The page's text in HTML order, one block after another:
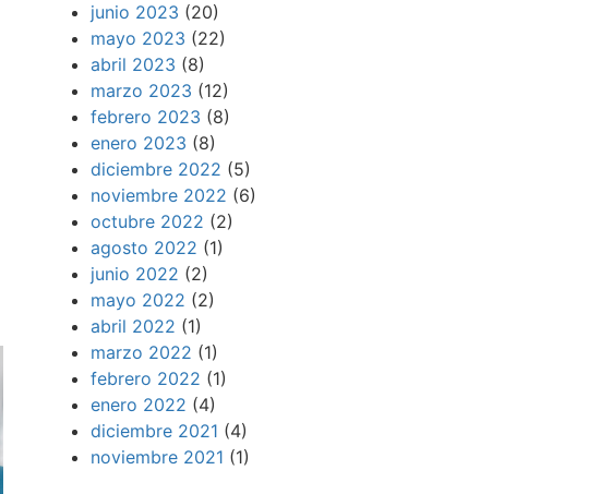
junio 2023 (20)
mayo 2023 (22)
abril 2023 (8)
marzo 2023 (12)
febrero 2023 (8)
enero 2023 (8)
diciembre 2022 (5)
noviembre 2022 (6)
octubre 2022 (2)
agosto 2022 (1)
junio 2022 (2)
mayo 2022 (2)
abril 2022 (1)
marzo 2022 (1)
febrero 2022 (1)
enero 2022 (4)
diciembre 2021 (4)
noviembre 2021 (1)